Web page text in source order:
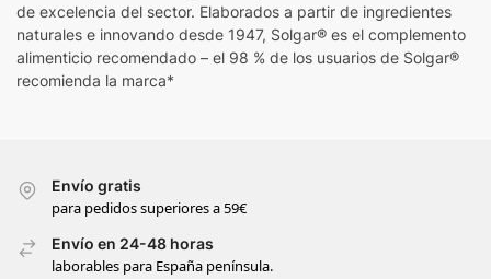
de excelencia del sector. Elaborados a partir de ingredientes
naturales e innovando desde 1947, Solgar® es el complemento
alimenticio recomendado – el 98 % de los usuarios de Solgar®
recomienda la marca*
Envío gratis
para pedidos superiores a 59€
Envío en 24-48 horas
laborables para España península.